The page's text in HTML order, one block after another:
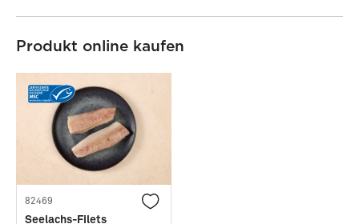
Produkt online kaufen
82469
Seelachs-Filets